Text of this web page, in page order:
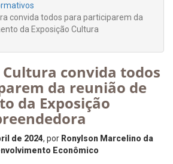
convida todos para participarem da
da Exposição Cultura
convida todos
da reunião de
da Exposição
de 2024, por Ronylson Marcelino da
Econômico